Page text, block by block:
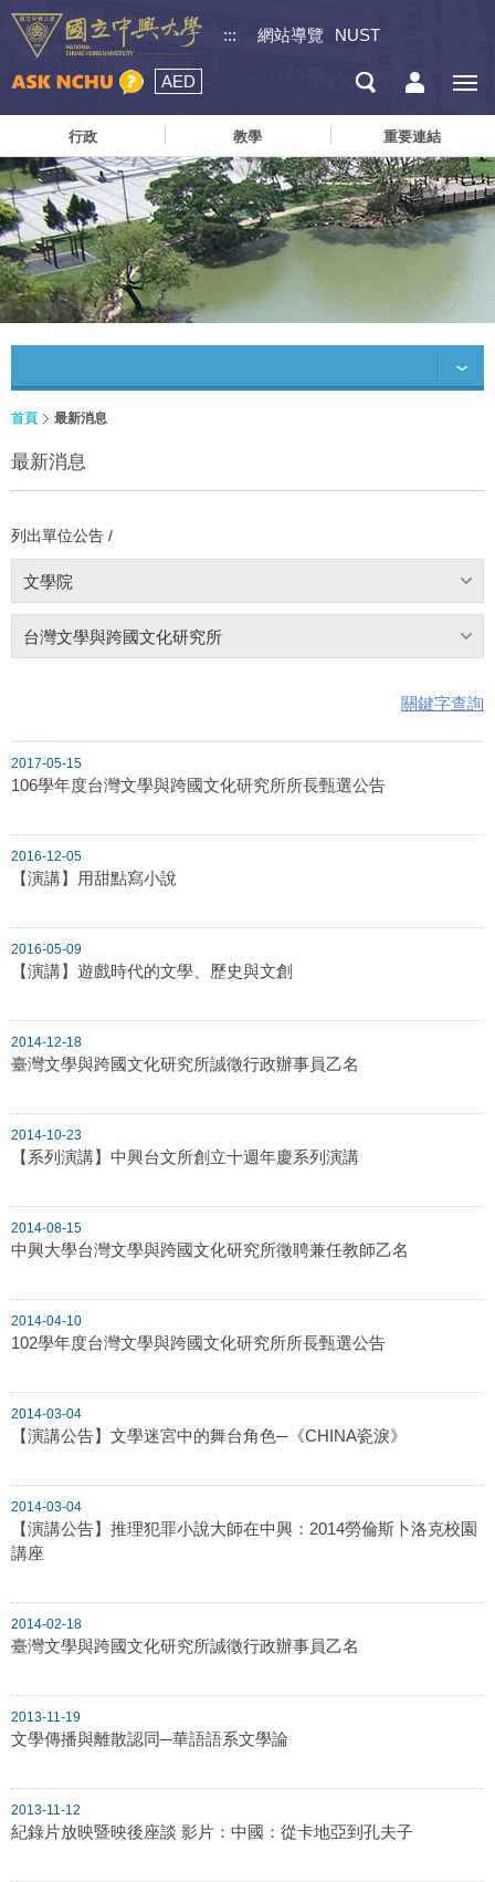
::: 網站導覽 NUST
AED
行政 教學 重要連結
首頁 最新消息
最新消息
列出單位公告 /
文學院
台灣文學與跨國文化研究所
關鍵字查詢
2017-05-15
106學年度台灣文學與跨國文化研究所所長甄選公告
2016-12-05
【演講】用甜點寫小說
2016-05-09
【演講】遊戲時代的文學、歷史與文創
2014-12-18
臺灣文學與跨國文化研究所誠徵行政辦事員乙名
2014-10-23
【系列演講】中興台文所創立十週年慶系列演講
2014-08-15
中興大學台灣文學與跨國文化研究所徵聘兼任教師乙名
2014-04-10
102學年度台灣文學與跨國文化研究所所長甄選公告
2014-03-04
【演講公告】文學迷宮中的舞台角色─《CHINA瓷淚》
2014-03-04
【演講公告】推理犯罪小說大師在中興：2014勞倫斯卜洛克校園
講座
2014-02-18
臺灣文學與跨國文化研究所誠徵行政辦事員乙名
2013-11-19
文學傳播與離散認同─華語語系文學論
2013-11-12
紀錄片放映暨映後座談 影片：中國：從卡地亞到孔夫子